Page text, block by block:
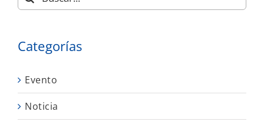
Categorías
Evento
Noticia